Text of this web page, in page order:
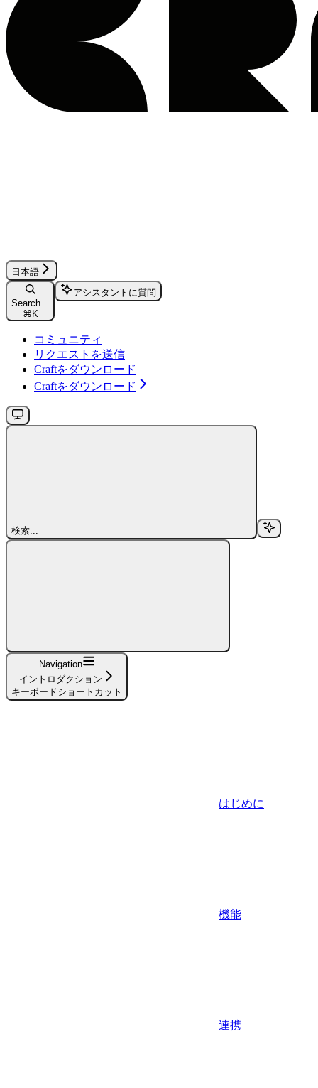
日本語
Search...
⌘K
アシスタントに質問
コミュニティ
リクエストを送信
Craftをダウンロード
Craftをダウンロード
検索...
Navigation
イントロダクション
キーボードショートカット
はじめに
機能
連携